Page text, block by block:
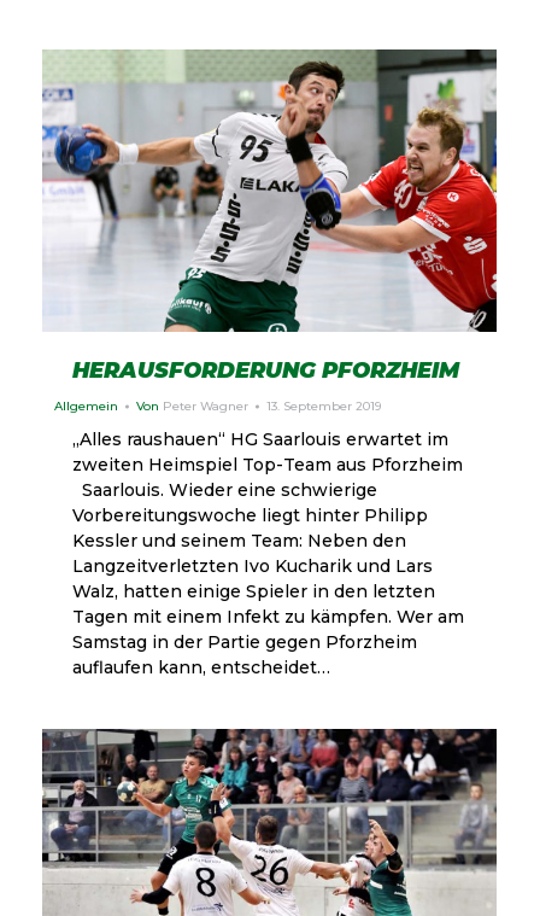
HERAUSFORDERUNG PFORZHEIM
Allgemein Von Peter Wagner 13. September 2019
„Alles raushauen“ HG Saarlouis erwartet im
zweiten Heimspiel Top-Team aus Pforzheim
Saarlouis. Wieder eine schwierige
Vorbereitungswoche liegt hinter Philipp
Kessler und seinem Team: Neben den
Langzeitverletzten Ivo Kucharik und Lars
Walz, hatten einige Spieler in den letzten
Tagen mit einem Infekt zu kämpfen. Wer am
Samstag in der Partie gegen Pforzheim
auflaufen kann, entscheidet…